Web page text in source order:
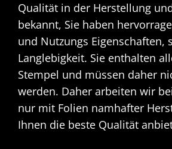
Qualität in der Herstellung
bekannt, Sie haben
und Nutzungs Eigenschaften,
Langlebigkeit. Sie enthalten
Stempel und müssen daher
werden. Daher arbeiten wir
nur mit Folien namhafter
Ihnen die beste Qualität